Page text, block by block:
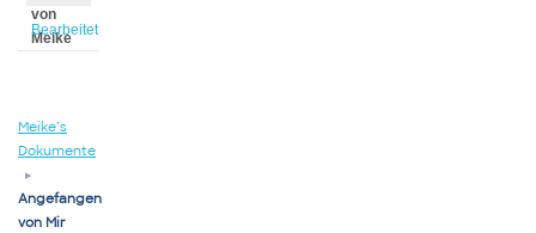
von
Meike
Bearbeitet
Meike’s
Dokumente
▸
Angefangen
von Mir